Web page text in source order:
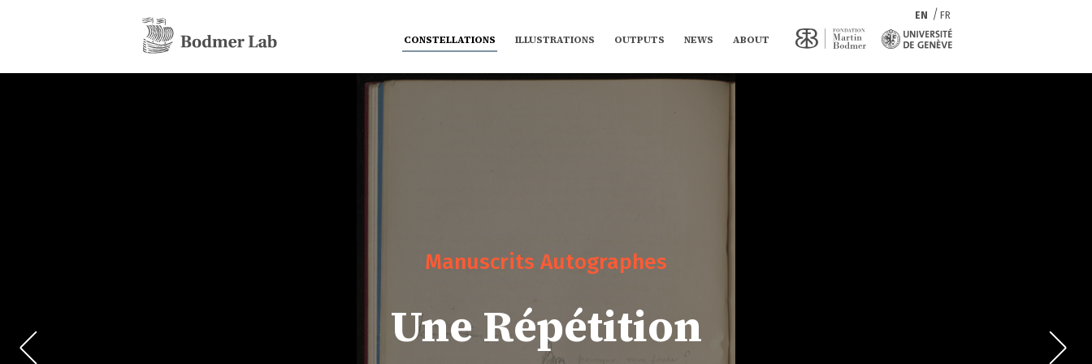
CONSTELLATIONS ILLUSTRATIONS OUTPUTS NEWS ABOUT
EN FR
Manuscrits Autographes
Une Répétition